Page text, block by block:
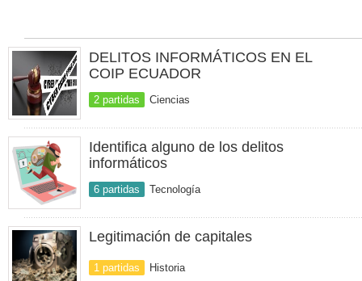
DELITOS INFORMÁTICOS EN EL
COIP ECUADOR
2 partidas Ciencias
Identifica alguno de los delitos
informáticos
6 partidas Tecnología
Legitimación de capitales
1 partidas Historia